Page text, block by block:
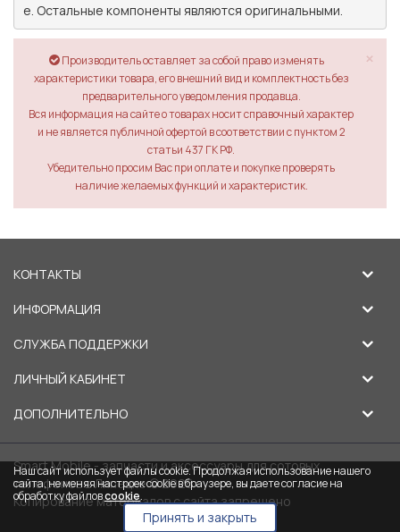
е. Остальные компоненты являются оригинальными.
×
Производитель оставляет за собой право изменять
характеристики товара, его внешний вид и комплектность без
предварительного уведомления продавца.
Вся информация на сайте о товарах носит справочный характер
и не является публичной офертой в соответствии с пунктом 2
статьи 437 ГК РФ.
Убедительно просим Вас при оплате и покупке проверять
наличие желаемых функций и характеристик.
КОНТАКТЫ
ИНФОРМАЦИЯ
СЛУЖБА ПОДДЕРЖКИ
ЛИЧНЫЙ КАБИНЕТ
ДОПОЛНИТЕЛЬНО
Smart Mobile - запчасти и аксессуары для сотовых
телефонов в Липецке © 2026
Копирование материалов с сайта запрещено
Наш сайт использует файлы cookie. Продолжая использование нашего
сайта, не меняя настроек cookie в браузере, вы даете согласие на
обработку файловcookie.
Принять и закрыть